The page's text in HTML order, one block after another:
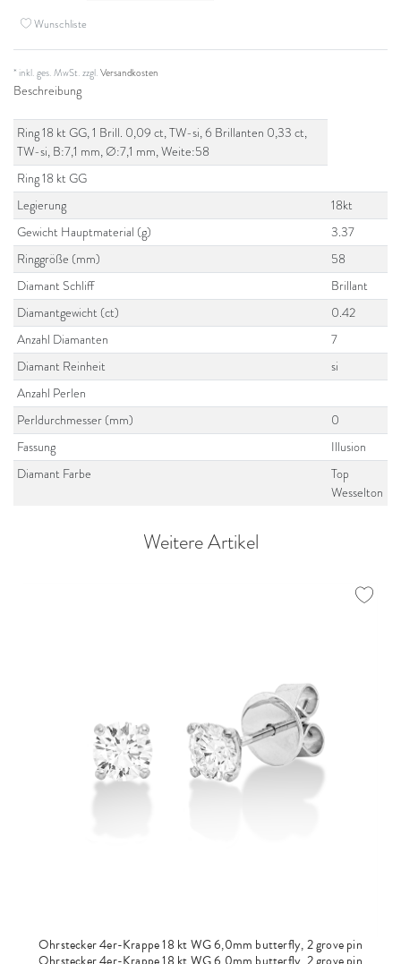
Wunschliste
* inkl. ges. MwSt. zzgl.Versandkosten
Beschreibung
Ring 18 kt GG, 1 Brill. 0,09 ct, TW-si, 6 Brillanten 0,33 ct,
TW-si, B:7,1 mm, Ø:7,1 mm, Weite:58
Ring 18 kt GG
Legierung
18kt
Gewicht Hauptmaterial (g)
3.37
Ringgröße (mm)
58
Diamant Schliff
Brillant
Diamantgewicht (ct)
0.42
Anzahl Diamanten
7
Diamant Reinheit
si
Anzahl Perlen
Perldurchmesser (mm)
0
Fassung
Illusion
Diamant Farbe
Top
Wesselton
Weitere Artikel
Ohrstecker 4er-Krappe 18 kt WG 6,0mm butterfly, 2 grove pin